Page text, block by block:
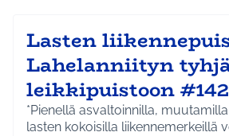
Lasten
Lahelanniityn
leikkipuistoon
*Pienellä asvaltoinnilla,
lasten kokoisilla liikennemerkeillä